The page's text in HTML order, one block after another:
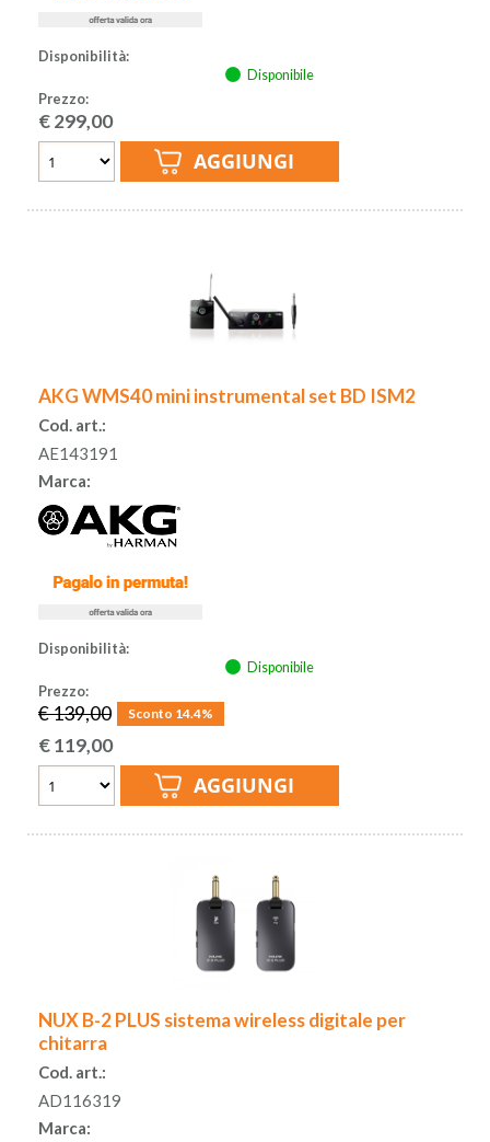
Disponibilità:
Disponibile
Prezzo:
€299,00
AKG WMS40 mini instrumental set BD ISM2
Cod. art.:
AE143191
Marca:
Disponibilità:
Disponibile
Prezzo:
€ 139,00 Sconto 14.4%
€119,00
NUX B-2 PLUS sistema wireless digitale per
chitarra
Cod. art.:
AD116319
Marca: